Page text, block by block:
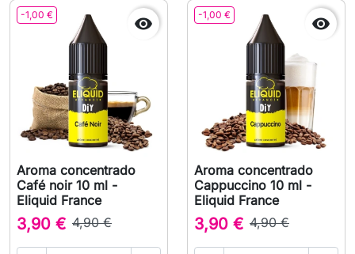
-1,00 € 
Aroma concentrado
Café noir 10 ml -
Eliquid France
3,90 € 4,90 €
-1,00 € 
Aroma concentrado
Cappuccino 10 ml -
Eliquid France
3,90 € 4,90 €